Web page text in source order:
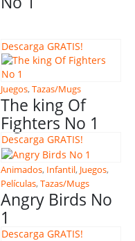
Descarga GRATIS!
Juegos,Tazas/Mugs
The king Of
Fighters No 1
Descarga GRATIS!
Animados, Infantil, Juegos,
Películas,Tazas/Mugs
Angry Birds No
1
Descarga GRATIS!